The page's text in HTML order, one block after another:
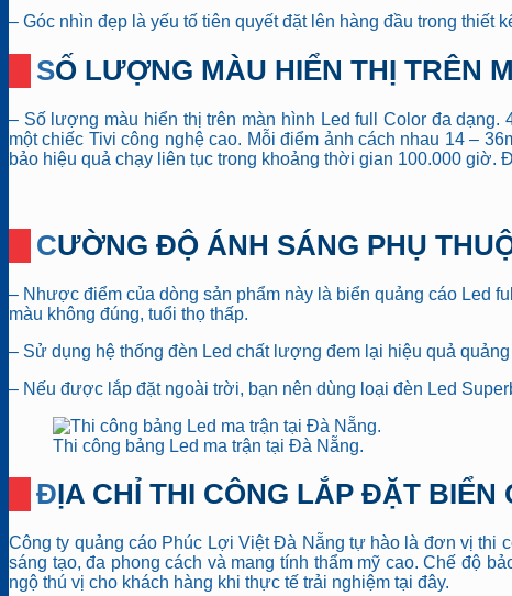
– Góc nhìn đẹp là yếu tố tiên quyết đặt lên hàng đầu trong thiết
SỐ LƯỢNG MÀU HIỂN THỊ TRÊN
– Số lượng màu hiển thị trên màn hình Led full Color đa
một chiếc Tivi công nghệ cao. Mỗi điểm ảnh cách nhau 14 –
bảo hiệu quả chạy liên tục trong khoảng thời gian 100.000
CƯỜNG ĐỘ ÁNH SÁNG PHỤ
– Nhược điểm của dòng sản phẩm này là biển quảng cáo Led
màu không đúng, tuổi thọ thấp.
– Sử dụng hệ thống đèn Led chất lượng đem lại hiệu quả
– Nếu được lắp đặt ngoài trời, bạn nên dùng loại đèn Led
Thi công bảng Led ma trận tại Đà Nẵng.
ĐỊA CHỈ THI CÔNG LẮP ĐẶT
Công ty quảng cáo Phúc Lợi Việt Đà Nẵng tự hào là đơn vị thi
sáng tạo, đa phong cách và mang tính thẩm mỹ cao. Chế độ
ngộ thú vị cho khách hàng khi thực tế trải nghiệm tại đây.